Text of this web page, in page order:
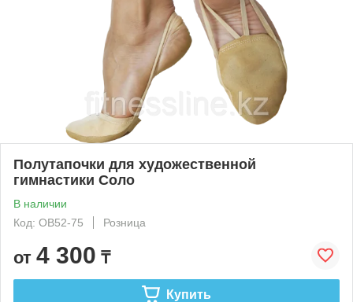
Полутапочки для художественной
гимнастики Соло
В наличии
Код: ОВ52-75
Розница
от 4 300 ₸
Купить